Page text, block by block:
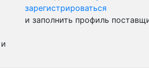
и
зарегистрироваться
и заполнить профиль